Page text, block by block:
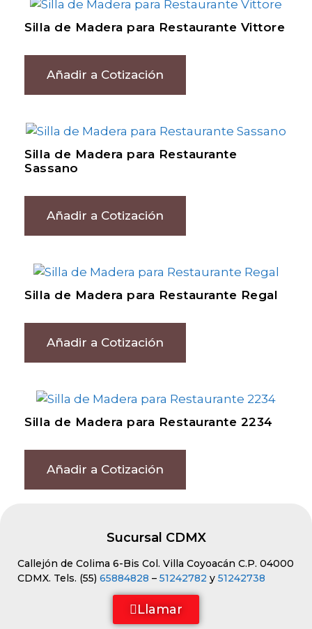
Silla de Madera para Restaurante Vittore
Añadir a Cotización
Silla de Madera para Restaurante
Sassano
Añadir a Cotización
Silla de Madera para Restaurante Regal
Añadir a Cotización
Silla de Madera para Restaurante 2234
Añadir a Cotización
Sucursal CDMX
Callejón de Colima 6-Bis Col. Villa Coyoacán C.P. 04000
CDMX. Tels. (55) 65884828 – 51242782 y 51242738
Llamar